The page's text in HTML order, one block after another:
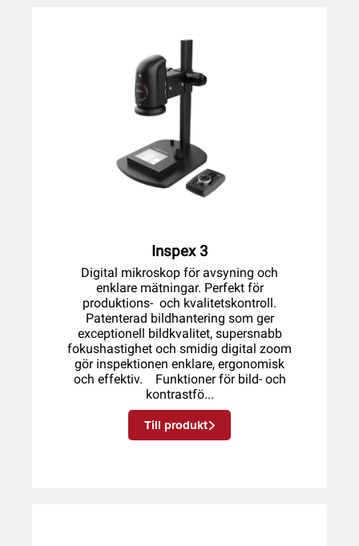
Inspex 3
Digital mikroskop för avsyning och
enklare mätningar. Perfekt för
produktions- och kvalitetskontroll.
Patenterad bildhantering som ger
exceptionell bildkvalitet, supersnabb
fokushastighet och smidig digital zoom
gör inspektionen enklare, ergonomisk
och effektiv. Funktioner för bild- och
kontrastfö...
Till produkt